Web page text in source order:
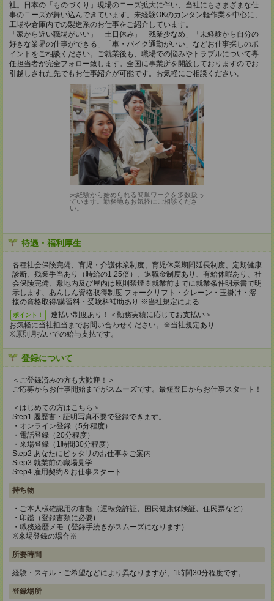
社。日本の「ものづくり」現場のニーズ拡大に伴い、当社にもさまざまな仕
事のニーズが舞い込んできています。未経験OKのカンタン軽作業を中心に、
工場や倉庫内での製造系のお仕事をご紹介しています。
「家から近い職場がいい」「土日休み」「残業少なめ」「未経験から自分の
好きな業界の仕事ができる」「車・バイク通勤がいい」などお仕事探しのポ
イントをご相談ください。ご就業後も、職場での悩みやトラブルについて専
任担当者が完全フォロー致します。全国に事業所を開設しておりますのでお
引越しされた先でもお仕事紹介が可能です。お気軽にご相談ください。
未経験から始められる簡単ワークを多数扱っ
ています。勤務地もお気軽にご相談くださ
い。
待遇・福利厚生
各種社会保険完備、育児・介護休業制度、育児休業期間延長制度、定期健康
診断、残業手当あり（時給の1.25倍）、退職金制度あり、有給休暇あり、社
会保険完備、敷地内及び屋内は原則禁煙※就業前までに就業条件明示書で明
示します、あんしん資格取得制度 フォークリフト・クレーン・玉掛け・溶
接の資格取得/講習料・受験料補助あり ※当社規定による
ポイント！
速払い制度あり！＜勤務実績に応じてお支払い＞
お気軽に当社担当までお問い合わせください。※当社規定あり
※原則月払いでの給与支払です。
登録について
＜ご登録済みの方も大歓迎！＞
ご応募からお仕事開始までがスムーズです。最短翌日からお仕事スタート！
＜はじめての方はこちら＞
Step1 履歴書・証明写真不要で登録できます。
・オンライン登録（5分程度）
・電話登録（20分程度）
・来場登録（1時間30分程度）
Step2 あなたにピッタリのお仕事をご案内
Step3 就業前の職場見学
Step4 雇用契約＆お仕事スタート
持ち物
・ご本人様確認用の書類（運転免許証、国民健康保険証、住民票など）
・印鑑（登録書類に必要)
・職務経歴メモ（登録手続きがスムーズになります）
※来場登録の場合※
所要時間
経験・スキル・ご希望などにより異なりますが、1時間30分程度です。
登録場所